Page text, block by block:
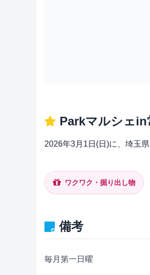
Parkマルシェin
2026年3月1日(日)に、埼玉
ワクワク・掘り出し物
備考
毎月第一日曜